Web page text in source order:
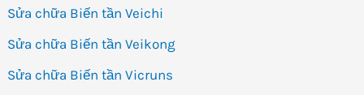
Sửa chữa Biến tần Veichi
Sửa chữa Biến tần Veikong
Sửa chữa Biến tần Vicruns